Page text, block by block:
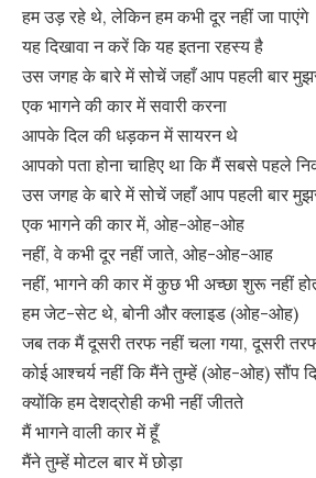
हम उड़ रहे थे, लेकिन हम कभी दूर नहीं जा पाएंगे
यह दिखावा न करें कि यह इतना रहस्य है
उस जगह के बारे में सोचें जहाँ आप पहली बार
एक भागने की कार में सवारी करना
आपके दिल की धड़कन में सायरन थे
आपको पता होना चाहिए था कि मैं सबसे पहले
उस जगह के बारे में सोचें जहाँ आप पहली बार
एक भागने की कार में, ओह-ओह-ओह
नहीं, वे कभी दूर नहीं जाते, ओह-ओह-आह
नहीं, भागने की कार में कुछ भी अच्छा शुरू नहीं
हम जेट-सेट थे, बोनी और क्लाइड (ओह-ओह)
जब तक मैं दूसरी तरफ नहीं चला गया, दूसरी
कोई आश्चर्य नहीं कि मैंने तुम्हें (ओह-ओह) सौंप
क्योंकि हम देशद्रोही कभी नहीं जीतते
मैं भागने वाली कार में हूँ
मैंने तुम्हें मोटल बार में छोड़ा